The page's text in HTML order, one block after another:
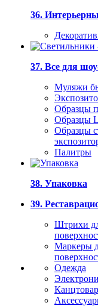
36.
37. Все для
Муляжи
Образцы
Образцы
Образцы
Палитры
38. Упаковка
39.
Штрихи
Маркеры
Одежда